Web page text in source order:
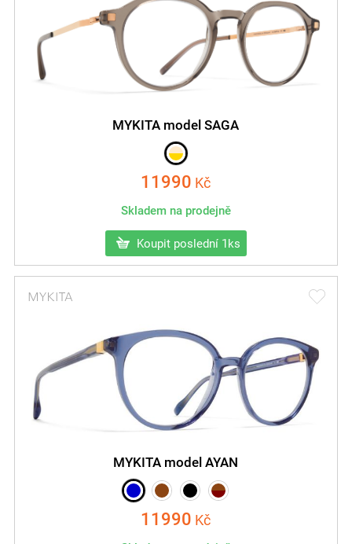
MYKITA model SAGA
11990 Kč
Skladem na prodejně
Koupit poslední 1ks
MYKITA model AYAN
11990 Kč